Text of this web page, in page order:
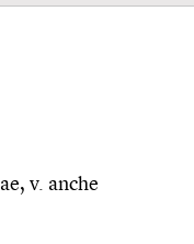
v. anche